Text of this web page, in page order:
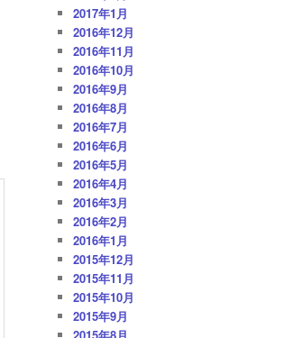
2017年1月
2016年12月
2016年11月
2016年10月
2016年9月
2016年8月
2016年7月
2016年6月
2016年5月
2016年4月
2016年3月
2016年2月
2016年1月
2015年12月
2015年11月
2015年10月
2015年9月